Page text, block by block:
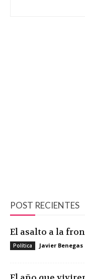
POST RECIENTES
El asalto a la
Política Javier Benegas